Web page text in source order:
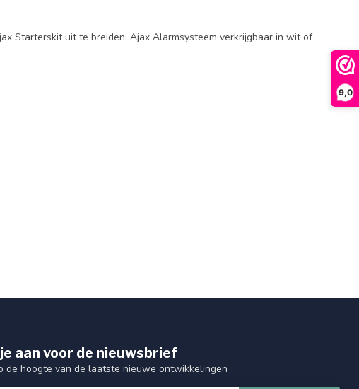
9,0
Starterskit uit te breiden. Ajax Alarmsysteem verkrijgbaar in wit of
aan voor de nieuwsbrief
de hoogte van de laatste nieuwe ontwikkelingen